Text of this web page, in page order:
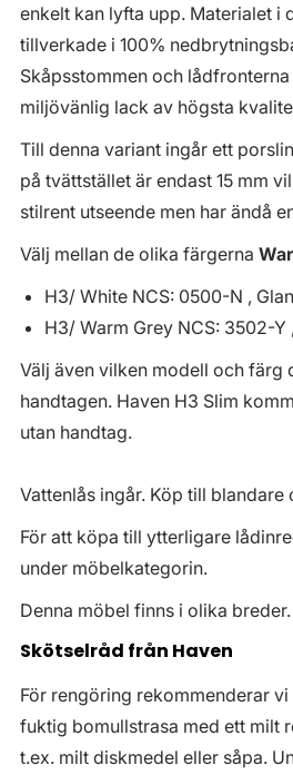
enkelt kan lyfta upp. Materialet i
tillverkade i 100%
Skåpsstommen och
miljövänlig lack av högsta
Till denna variant ingår ett
på tvättstället är endast 15 mm
stilrent utseende men har ändå
Välj mellan de olika färgerna
H3/ White NCS: 0500-N ,
H3/ Warm Grey NCS: 3502-Y
Välj även vilken modell och färg
handtagen. Haven H3 Slim
utan handtag.
Vattenlås ingår. Köp till
För att köpa till ytterligare
under möbelkategorin.
Denna möbel finns i olika breder.
Skötselråd från Haven
För rengöring rekommenderar
fuktig bomullstrasa med ett milt
t.ex. milt diskmedel eller såpa.